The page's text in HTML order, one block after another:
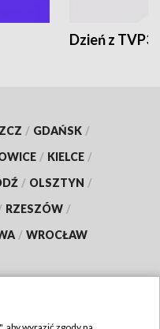
Dzień z TVP3
/ GDAŃSK /
/ KIELCE /
/ OLSZTYN /
RZESZÓW /
/ WROCŁAW